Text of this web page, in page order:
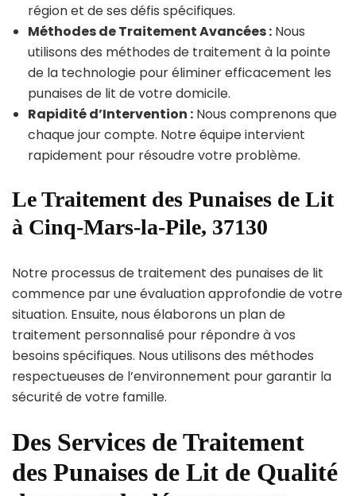
région et de ses défis spécifiques.
Méthodes de Traitement Avancées : Nous
utilisons des méthodes de traitement à la pointe
de la technologie pour éliminer efficacement les
punaises de lit de votre domicile.
Rapidité d’Intervention : Nous comprenons que
chaque jour compte. Notre équipe intervient
rapidement pour résoudre votre problème.
Le Traitement des Punaises de Lit
à Cinq-Mars-la-Pile, 37130
Notre processus de traitement des punaises de lit
commence par une évaluation approfondie de votre
situation. Ensuite, nous élaborons un plan de
traitement personnalisé pour répondre à vos
besoins spécifiques. Nous utilisons des méthodes
respectueuses de l’environnement pour garantir la
sécurité de votre famille.
Des Services de Traitement
des Punaises de Lit de Qualité